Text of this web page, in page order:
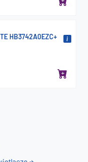
HB3742A0EZC+